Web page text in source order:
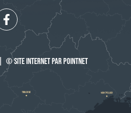
© SITE INTERNET PAR POINTNET